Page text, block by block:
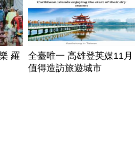
羅
全臺唯一 高雄登英媒11月
值得造訪旅遊城市